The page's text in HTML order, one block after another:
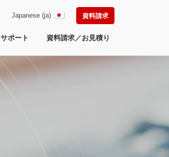
資料請求
Japanese (ja)
サポート 資料請求／お見積り